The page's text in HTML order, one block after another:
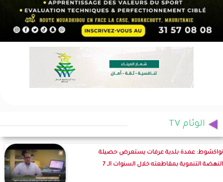
الوئام TV
نواكشوط: عمدة بلدية عرفات يستعرض حصيلة
النهضة التنموية بمقاطعته خلال السنوات الـ 7